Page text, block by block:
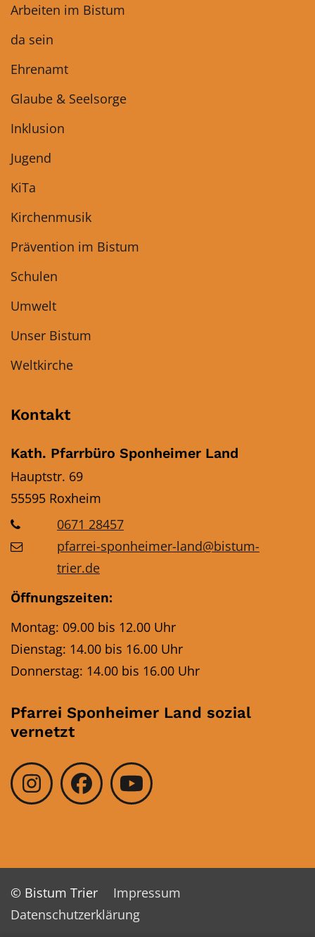
Arbeiten im Bistum
da sein
Ehrenamt
Glaube & Seelsorge
Inklusion
Jugend
KiTa
Kirchenmusik
Prävention im Bistum
Schulen
Umwelt
Unser Bistum
Weltkirche
Kontakt
Kath. Pfarrbüro Sponheimer Land
Hauptstr. 69
55595 Roxheim
0671 28457
pfarrei-sponheimer-land@bistum-
trier.de
Öffnungszeiten:
Montag: 09.00 bis 12.00 Uhr
Dienstag: 14.00 bis 16.00 Uhr
Donnerstag: 14.00 bis 16.00 Uhr
Pfarrei Sponheimer Land sozial
vernetzt
© Bistum Trier
Impressum
Datenschutzerklärung